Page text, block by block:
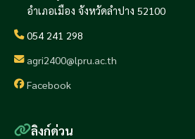
อำเภอเมือง จังหวัดลำปาง 52100
054 241 298
agri2400@lpru.ac.th
Facebook
ลิงก์ด่วน